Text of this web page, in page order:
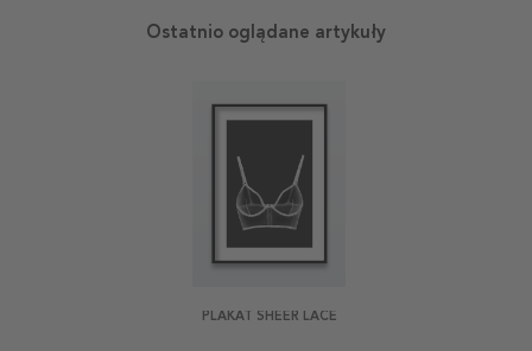
Ostatnio oglądane artykuły
PLAKAT SHEER LACE